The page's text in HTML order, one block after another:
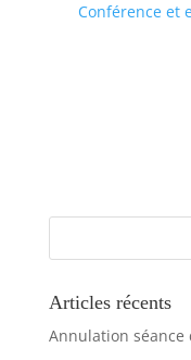
Conférence et
Articles récents
Annulation séance